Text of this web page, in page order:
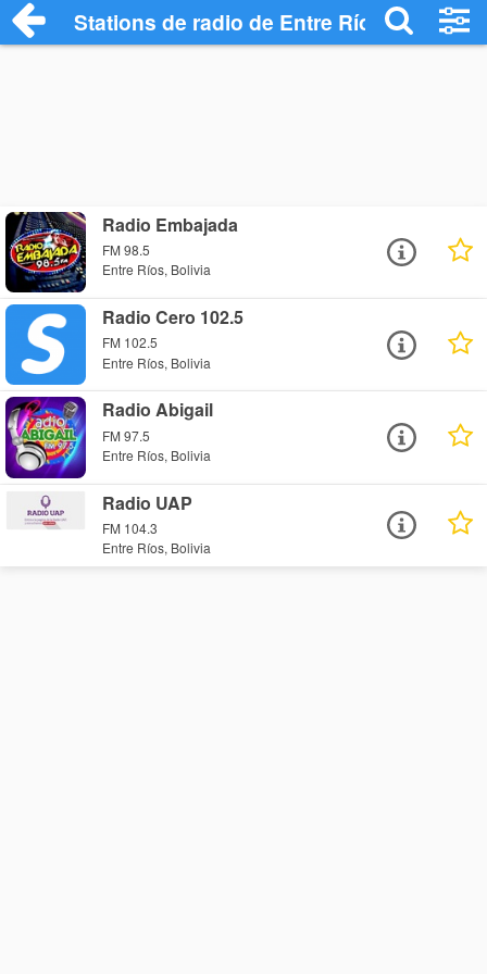
Stations de radio de Entre Ríos
Radio Embajada
FM 98.5
Entre Ríos, Bolivia
Radio Cero 102.5
FM 102.5
Entre Ríos, Bolivia
Radio Abigail
FM 97.5
Entre Ríos, Bolivia
Radio UAP
FM 104.3
Entre Ríos, Bolivia